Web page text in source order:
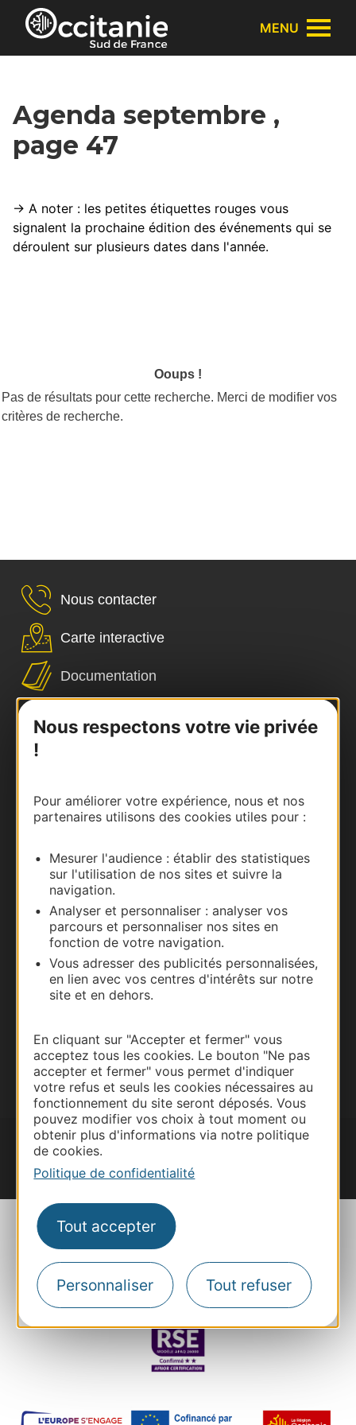
Panneau de gestion des cookies
Nous respectons votre vie privée
!
Pour améliorer votre expérience, nous et nos
partenaires utilisons des cookies utiles pour :
Mesurer l'audience : établir des statistiques
sur l'utilisation de nos sites et suivre la
navigation.
Analyser et personnaliser : analyser vos
parcours et personnaliser nos sites en
fonction de votre navigation.
Vous adresser des publicités personnalisées,
en lien avec vos centres d'intérêts sur notre
site et en dehors.
En cliquant sur "Accepter et fermer" vous
acceptez tous les cookies. Le bouton "Ne pas
accepter et fermer" vous permet d'indiquer
votre refus et seuls les cookies nécessaires au
fonctionnement du site seront déposés. Vous
pouvez modifier vos choix à tout moment ou
obtenir plus d'informations via notre politique
de cookies.
Politique de confidentialité
Tout accepter
Personnaliser Tout refuser
MENU
Agenda septembre ,
page 47
→ A noter : les petites étiquettes rouges vous
signalent la prochaine édition des événements qui se
déroulent sur plusieurs dates dans l'année.
Ooups !
Pas de résultats pour cette recherche. Merci de modifier vos
critères de recherche.
Nous contacter
Carte interactive
Documentation
Thermalisme
Business/Mice
Pros d'Occitanie
Site presse et d'influence
Voyagistes
Destination Sport
suggestions de séjours, de visites et de sorties.
Je m'abonne
Plan du site Mentions et informations